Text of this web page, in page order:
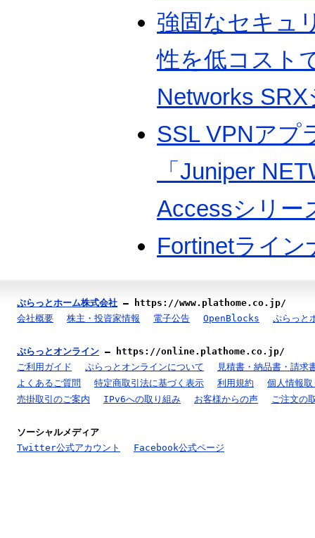
強固なセキュ
性を低コスト
Networks
SSL VPNアプ
「Juniper
Accessシリー
Fortinetライン
ぷらっとホーム株式会社 —
https://www.plathome.co.jp/
会社概要
株主・投資家情報 電子公告 OpenBlocks ぷらっと
ぷらっとオンライン —
https://online.plathome.co.jp/
ご利用ガイド
ぷらっとオンラインについて
見積書・納品書・請求
よくあるご質問
特定商取引法に基づく表示 利用規約
個人情報
売掛取引のご案内
IPv6への取り組み お客様からの声 ご注文の
ソーシャルメディア
Twitter公式アカウント
Facebook公式ページ